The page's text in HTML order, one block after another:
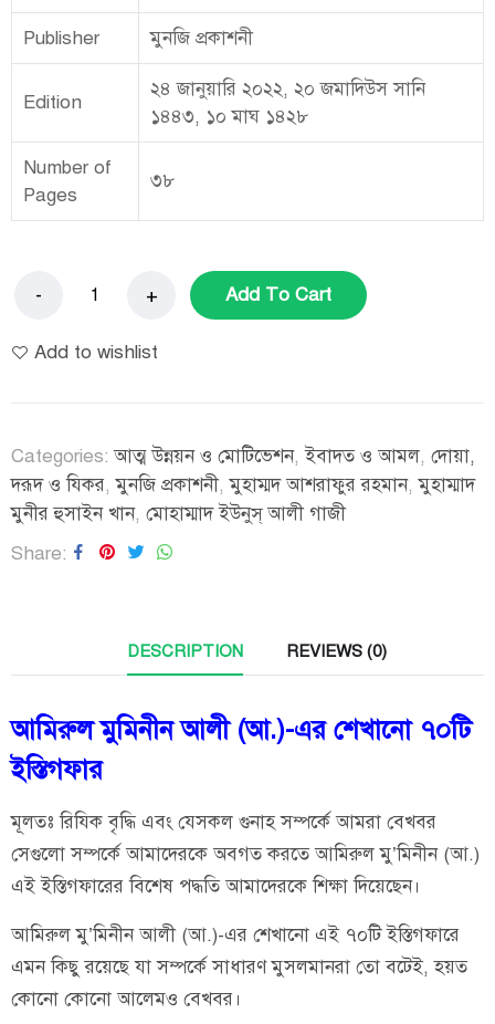
Publisher মুনজি প্রকাশনী
Edition
২৪ জানুয়ারি ২০২২, ২০ জমাদিউস সানি
১৪৪৩, ১০ মাঘ ১৪২৮
Number of
Pages
৩৮
Add To Cart
Add to wishlist
Categories:আত্ম উন্নয়ন ও মোটিভেশন,ইবাদত ও আমল, দোয়া,
দরূদ ও যিকর,মুনজি প্রকাশনী,মুহাম্মদ আশরাফুর রহমান,মুহাম্মাদ
মুনীর হুসাইন খান, মোহাম্মাদ ইউনুস্ আলী গাজী
Share
DESCRIPTION REVIEWS (0)
আমিরুল মুমিনীন আলী (আ.)-এর শেখানো ৭০টি
ইস্তিগফার
মূলতঃ রিযিক বৃদ্ধি এবং যেসকল গুনাহ সম্পর্কে আমরা বেখবর
সেগুলো সম্পর্কে আমাদেরকে অবগত করতে আমিরুল মু’মিনীন (আ.)
এই ইস্তিগফারের বিশেষ পদ্ধতি আমাদেরকে শিক্ষা দিয়েছেন।
আমিরুল মু’মিনীন আলী (আ.)-এর শেখানো এই ৭০টি ইস্তিগফারে
এমন কিছু রয়েছে যা সম্পর্কে সাধারণ মুসলমানরা তো বটেই, হয়ত
কোনো কোনো আলেমও বেখবর।